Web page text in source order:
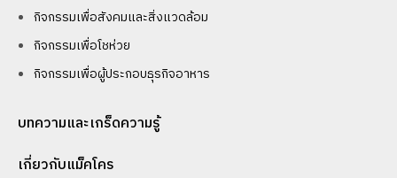
กิจกรรมเพื่อสังคมและสิ่งแวดล้อม
กิจกรรมเพื่อโชห่วย
กิจกรรมเพื่อผู้ประกอบธุรกิจอาหาร
บทความและเกร็ดความรู้
เกี่ยวกับแม็คโคร